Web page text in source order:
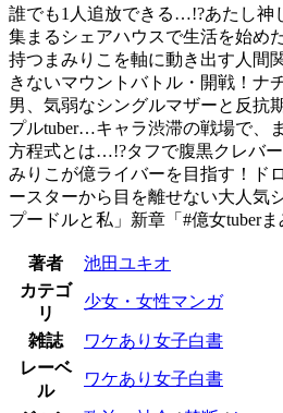
誰でも1人追放できる…!?あたし神
集まるシェアハウスで生活を始め
持つまみりこを軸に動き出す人間
きないマウントバトル・開戦！ナ
男、気弱なシングルマザーと反抗
プルtuber…キャラ渋滞の戦場で、
方程式とは…!?タフで腹黒クレバ
みりこが億ライバーを目指す！ド
ースターから目を離せない大人気
プードルと私」新章「#億女tuberま
著者
池田ユキオ
カテゴ
リ
少女・女性マンガ
雑誌
ワケあり女子白書
レーベ
ル
ワケあり女子白書